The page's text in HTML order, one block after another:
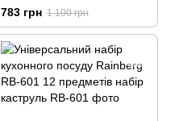
набор
783 грн 1 100 грн